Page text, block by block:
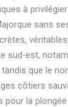
à privilégier
sans
sud-est,
que le
côtiers
la